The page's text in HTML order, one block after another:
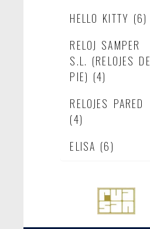
HELLO KITTY (6)
RELOJ SAMPER
S.L. (RELOJES DE
PIE) (4)
RELOJES PARED
(4)
ELISA (6)